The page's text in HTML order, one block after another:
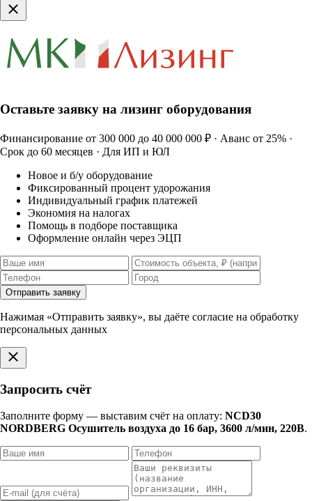
Оставьте заявку на лизинг оборудования
Финансирование от 300 000 до 40 000 000 ₽ · Аванс от 25% ·
Срок до 60 месяцев · Для ИП и ЮЛ
Новое и б/у оборудование
Фиксированный процент удорожания
Индивидуальный график платежей
Экономия на налогах
Помощь в подборе поставщика
Оформление онлайн через ЭЦП
Отправить заявку
Нажимая «Отправить заявку», вы даёте согласие на обработку
персональных данных
Запросить счёт
Заполните форму — выставим счёт на оплату: NCD30
NORDBERG Осушитель воздуха до 16 бар, 3600 л/мин, 220В.